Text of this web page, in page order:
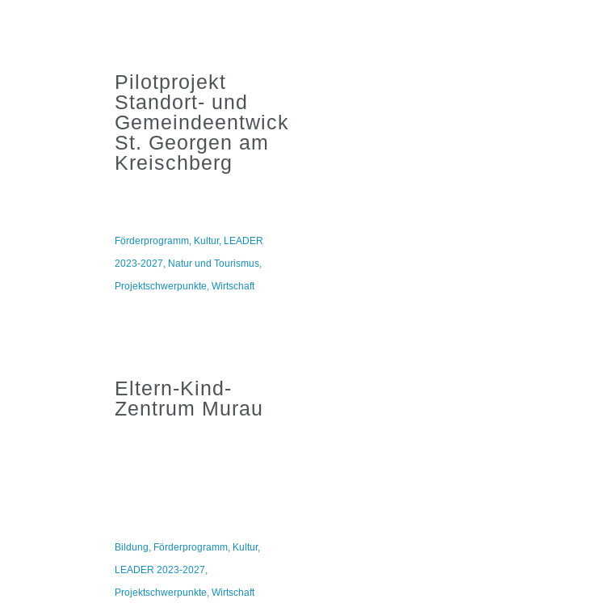
Pilotprojekt
Standort- und
Gemeindeentwicklung
St. Georgen am
Kreischberg
Förderprogramm, Kultur, LEADER
2023-2027, Natur und Tourismus,
Projektschwerpunkte, Wirtschaft
Eltern-Kind-
Zentrum Murau
Bildung Förderprogramm Kultur,
LEADER 2023-2027
Projektschwerpunkte Wirtschaft